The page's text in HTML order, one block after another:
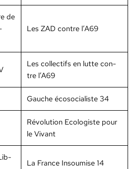
de
Les ZAD con­tre l’A69
Les col­lec­tifs en lutte con­
tre l’A69
Gauche écoso­cial­iste 34
Révo­lu­tion Ecol­o­giste pour
le Vivant
La France Insoumise 14